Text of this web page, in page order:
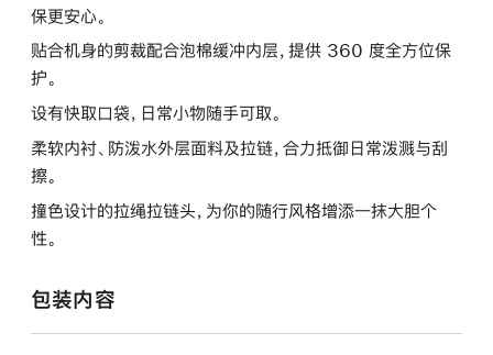
保更安心。
贴合机身的剪裁配合泡棉缓冲内层，提供 360 度全方位保
护。
设有快取口袋，日常小物随手可取。
柔软内衬、防泼水外层面料及拉链，合力抵御日常泼溅与刮
擦。
撞色设计的拉绳拉链头，为你的随行风格增添一抹大胆个
性。
包装内容